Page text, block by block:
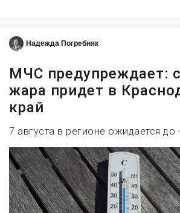
Надежда Погребняк
МЧС предупреждает:
жара придет в
край
7 августа в регионе ожидается до